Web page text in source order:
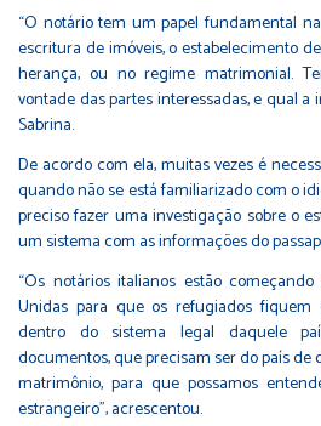
“O notário tem um papel fundamental
escritura de imóveis, o estabelecimento
herança, ou no regime matrimonial.
vontade das partes interessadas, e qual a
Sabrina.
De acordo com ela, muitas vezes é
quando não se está familiarizado com o
preciso fazer uma investigação sobre o
um sistema com as informações do
“Os notários italianos estão
Unidas para que os refugiados fiquem
dentro do sistema legal daquele
documentos, que precisam ser do país
matrimônio, para que possamos
estrangeiro”, acrescentou.